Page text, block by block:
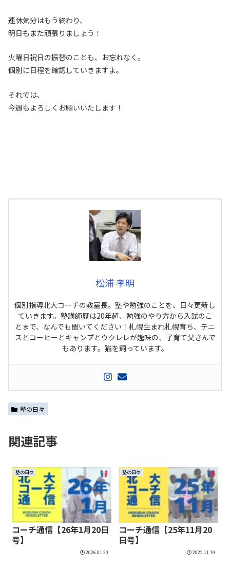
連休気分はもう終わり、
明日もまた頑張りましょう！
火曜日祝日の振替のことも、お忘れなく。
個別に日程を確認していきますよ。
それでは、
今週もよろしくお願いいたします！
松浦 孝明
個別指導北大コーチの教室長。塾や勉強のことを、日々更新し
ていきます。塾講師歴は20年超、勉強のやり方から入試のこ
とまで、なんでも聞いてください！札幌生まれ札幌育ち、テニ
スとコーヒーとキャンプとウクレレが趣味の、子育て父さんで
もあります。猫を飼っています。
塾の日々
関連記事
塾の日々
コーチ通信【26年1月20日
号】
2026.01.20
塾の日々
コーチ通信【25年11月20
日号】
2025.11.19